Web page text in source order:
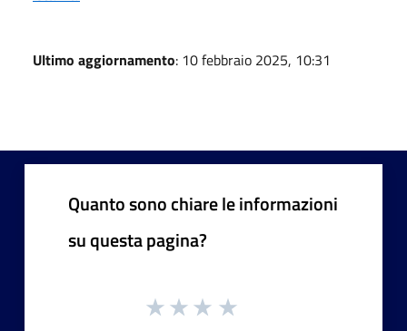
Ultimo aggiornamento: 10 febbraio 2025, 10:31
Quanto sono chiare le informazioni
su questa pagina?